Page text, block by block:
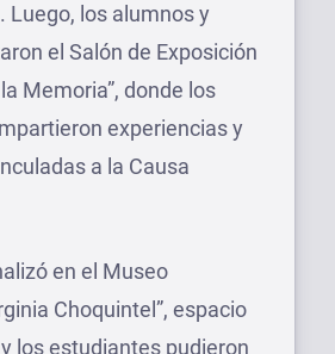
Luego, los alumnos y
el Salón de Exposición
Memoria”, donde los
experiencias y
a la Causa
en el Museo
Choquintel”, espacio
los estudiantes pudieron